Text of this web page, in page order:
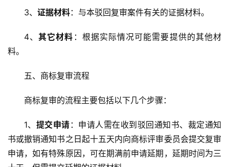
3、 证据材料：与本驳回复审案件有关的证据材料。
4、其它材料 ：根据实际情况可能需要提供的其他材
料。
五、商标复审流程
商标复审的流程主要包括以下几个步骤：
1、 提交申请 ：申请人需在收到驳回通知书、裁定通知
书或撤销通知书之日起十五天内向商标评审委员会提交复审
申请，如有特殊原因，可在期满前申请延期，延期时间为三